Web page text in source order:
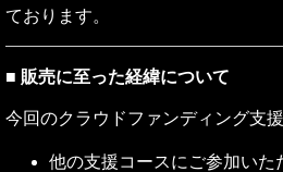
ております。
■ 販売に至った経緯について
今回のクラウドファンディング支
他の支援コースにご参加いた